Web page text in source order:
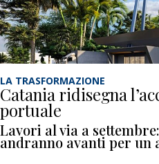
LA TRASFORMAZIONE
Catania ridisegna
portuale
Lavori al via a
andranno avanti per un